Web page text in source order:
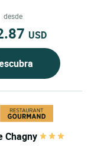
desde
USD
Chagny